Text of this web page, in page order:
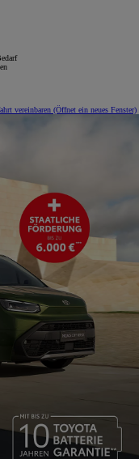
vereinbaren (Öffnet ein neues Fenster)